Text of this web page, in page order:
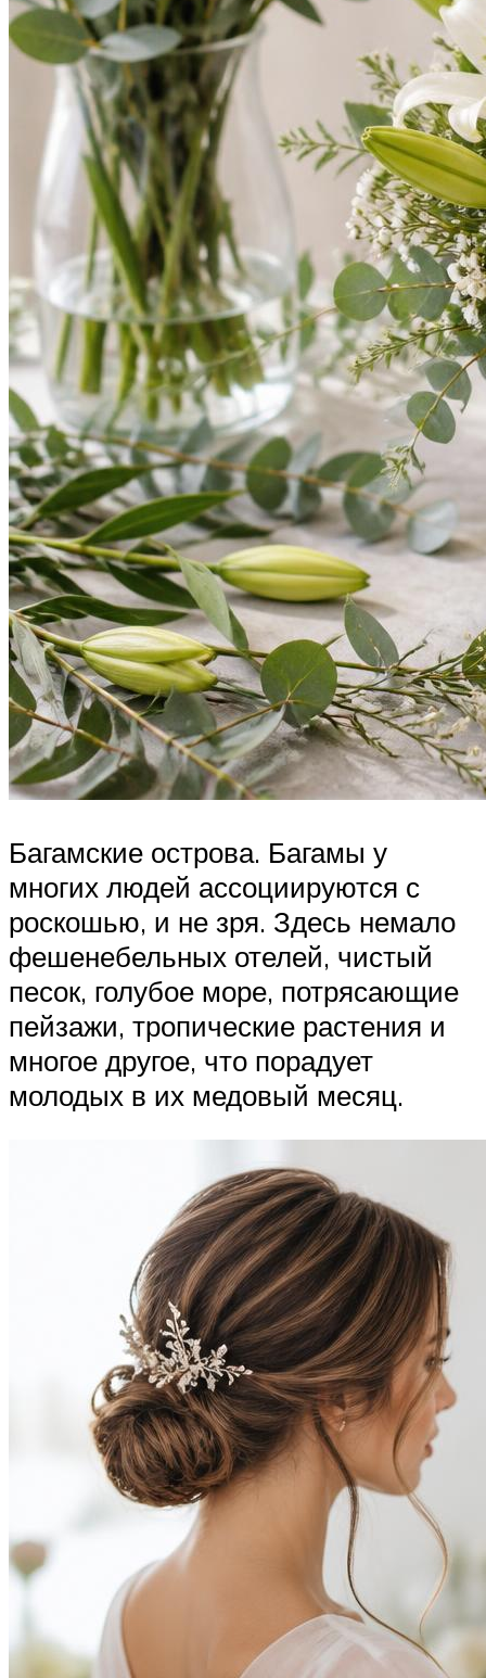
Багамские острова. Багамы у
многих людей ассоциируются с
роскошью, и не зря. Здесь немало
фешенебельных отелей, чистый
песок, голубое море, потрясающие
пейзажи, тропические растения и
многое другое, что порадует
молодых в их медовый месяц.